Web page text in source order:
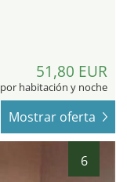
51,80 EUR
por habitación y noche
Mostrar oferta
6